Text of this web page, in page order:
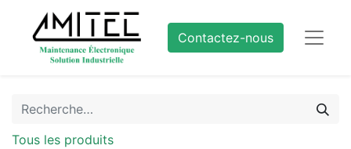
Contactez-nous
Tous les produits